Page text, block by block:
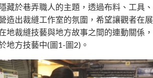
藏於巷弄職人的主題，透過布料、工具、
造出裁縫工作室的氛圍，希望讓觀者在展
地裁縫技藝與地方故事之間的連動關係，
地方技藝中(圖1-圖2)。